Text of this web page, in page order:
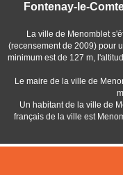
Fontenay-le-
La ville de Menomblet
(recensement de 2009) pour
minimum est de 127 m,
Le maire de la ville de
Un habitant de la ville de
français de la ville est